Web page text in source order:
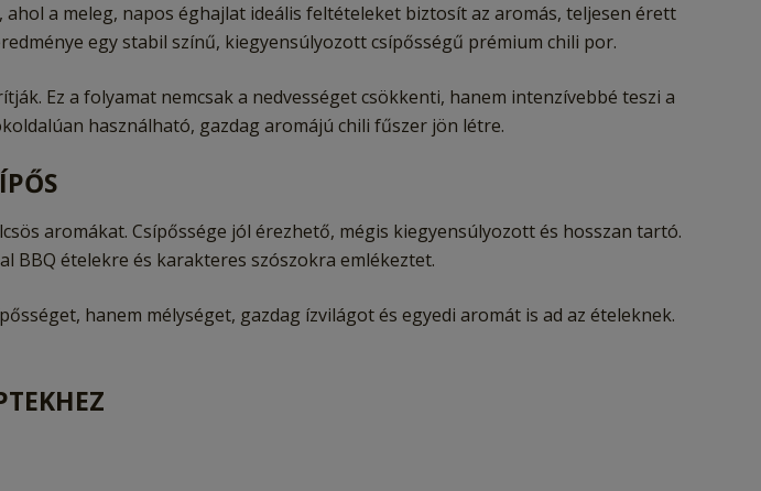
a meleg, napos éghajlat ideális feltételeket biztosít az aromás, teljesen érett
egy stabil színű, kiegyensúlyozott csípősségű prémium chili por.
Ez a folyamat nemcsak a nedvességet csökkenti, hanem intenzívebbé teszi a
használható, gazdag aromájú chili fűszer jön létre.
aromákat. Csípőssége jól érezhető, mégis kiegyensúlyozott és hosszan tartó.
BBQ ételekre és karakteres szószokra emlékeztet.
hanem mélységet, gazdag ízvilágot és egyedi aromát is ad az ételeknek.